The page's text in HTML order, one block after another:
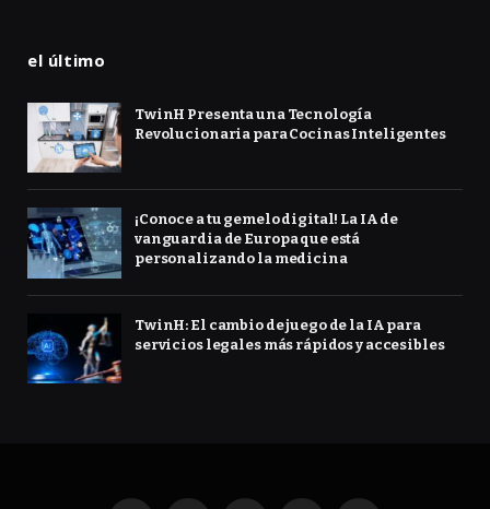
el último
TwinH Presenta una Tecnología
Revolucionaria para Cocinas Inteligentes
¡Conoce a tu gemelo digital! La IA de
vanguardia de Europa que está
personalizando la medicina
TwinH: El cambio de juego de la IA para
servicios legales más rápidos y accesibles